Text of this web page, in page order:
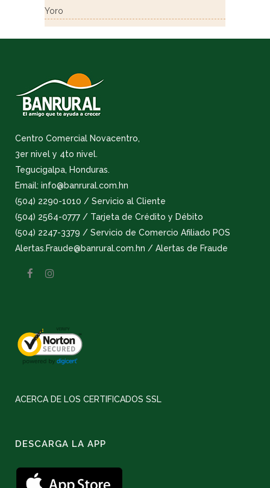
Yoro
Centro Comercial Novacentro,
3er nivel y 4to nivel.
Tegucigalpa, Honduras.
Email: info@banrural.com.hn
(504) 2290-1010 / Servicio al Cliente
(504) 2564-0777 / Tarjeta de Crédito y Débito
(504) 2247-3379 / Servicio de Comercio Afiliado POS
Alertas.Fraude@banrural.com.hn / Alertas de Fraude
ACERCA DE LOS CERTIFICADOS SSL
DESCARGA LA APP